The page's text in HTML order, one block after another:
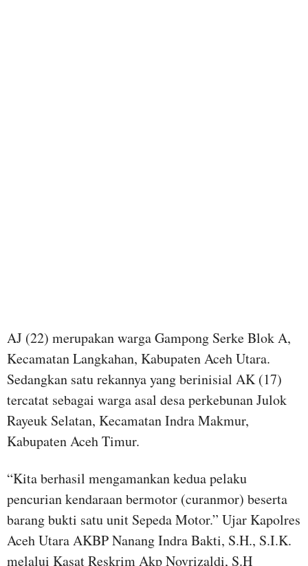
AJ (22) merupakan warga Gampong Serke Blok A,
Kecamatan Langkahan, Kabupaten Aceh Utara.
Sedangkan satu rekannya yang berinisial AK (17)
tercatat sebagai warga asal desa perkebunan Julok
Rayeuk Selatan, Kecamatan Indra Makmur,
Kabupaten Aceh Timur.
“Kita berhasil mengamankan kedua pelaku
pencurian kendaraan bermotor (curanmor) beserta
barang bukti satu unit Sepeda Motor.” Ujar Kapolres
Aceh Utara AKBP Nanang Indra Bakti, S.H., S.I.K.
melalui Kasat Reskrim Akp Novrizaldi, S.H